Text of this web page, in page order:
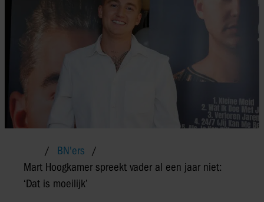
BN'ers
Mart Hoogkamer spreekt vader al een jaar niet:
‘Dat is moeilijk’